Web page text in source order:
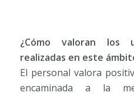
¿Cómo valoran los
realizadas en este
El personal valora
encaminada a la